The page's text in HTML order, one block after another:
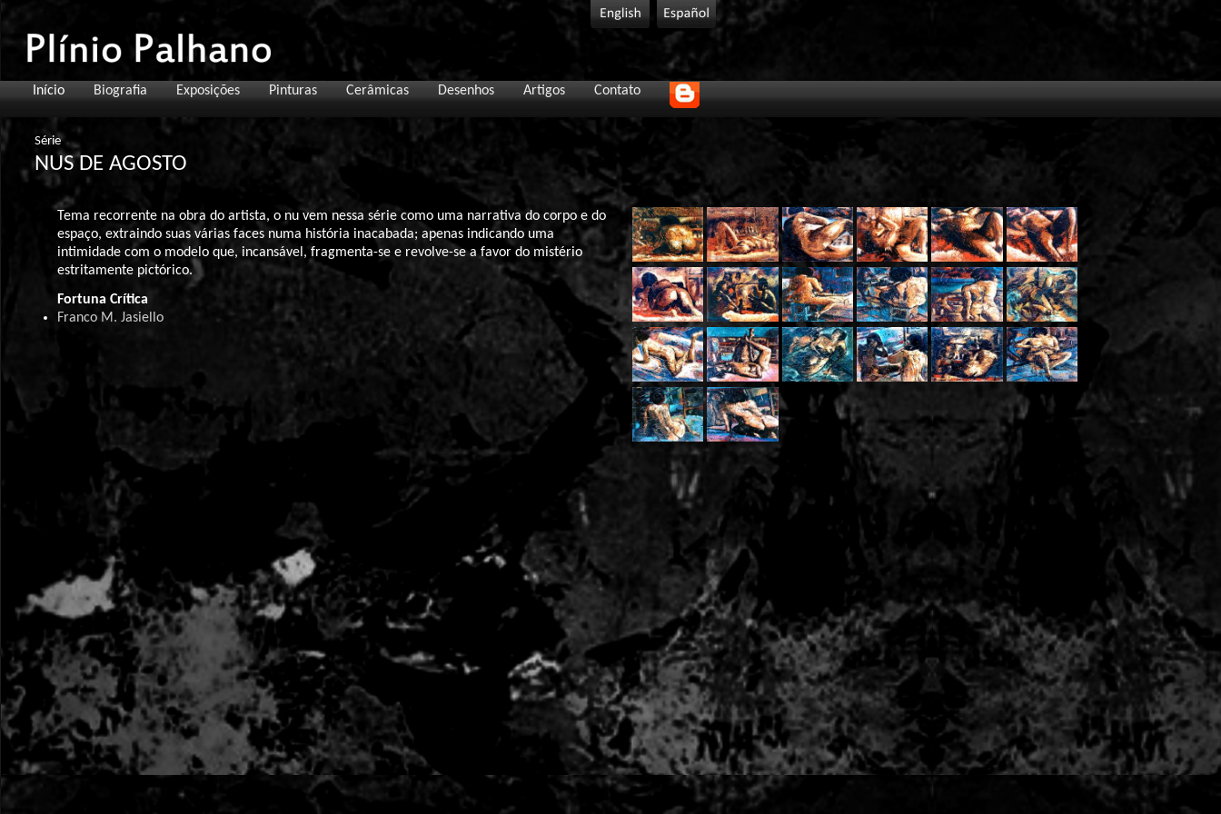
Início Biografia Exposições Pinturas Cerâmicas Desenhos Artigos Contato
Série
NUS DE AGOSTO
Tema recorrente na obra do artista, o nu vem nessa série como uma narrativa do corpo e do
espaço, extraindo suas várias faces numa história inacabada; apenas indicando uma
intimidade com o modelo que, incansável, fragmenta-se e revolve-se a favor do mistério
estritamente pictórico.
Fortuna Crítica
Franco M. Jasiello